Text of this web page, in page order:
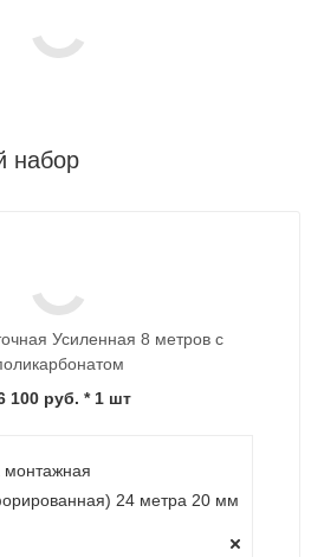
набор
Усиленная 8 метров с
100 руб. * 1 шт
монтажная
24 метра 20 мм